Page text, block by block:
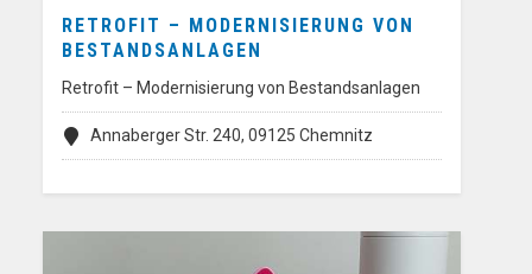
RETROFIT – MODERNISIERUNG VON
BESTANDSANLAGEN
Retrofit – Modernisierung von Bestandsanlagen
Annaberger Str. 240, 09125 Chemnitz